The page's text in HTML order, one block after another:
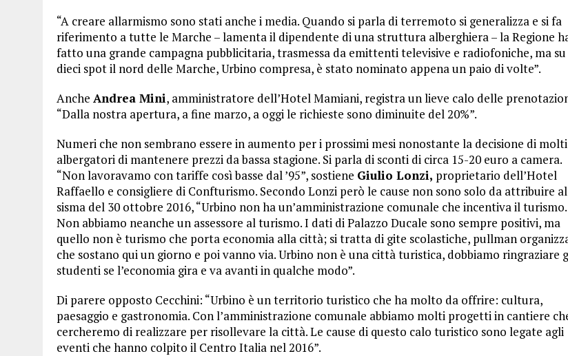
“A creare allarmismo sono stati anche i media. Quando si parla di terremoto si generalizza e si fa
riferimento a tutte le Marche – lamenta il dipendente di una struttura alberghiera – la Regione
fatto una grande campagna pubblicitaria, trasmessa da emittenti televisive e radiofoniche, ma su
dieci spot il nord delle Marche, Urbino compresa, è stato nominato appena un paio di volte”.
Anche Andrea Mini, amministratore dell’Hotel Mamiani, registra un lieve calo delle
“Dalla nostra apertura, a fine marzo, a oggi le richieste sono diminuite del 20%”.
Numeri che non sembrano essere in aumento per i prossimi mesi nonostante la decisione di molti
albergatori di mantenere prezzi da bassa stagione. Si parla di sconti di circa 15-20 euro a camera.
“Non lavoravamo con tariffe così basse dal ’95”, sostiene Giulio Lonzi, proprietario dell’Hotel
Raffaello e consigliere di Confturismo. Secondo Lonzi però le cause non sono solo da attribuire al
sisma del 30 ottobre 2016, “Urbino non ha un’amministrazione comunale che incentiva il turismo.
Non abbiamo neanche un assessore al turismo. I dati di Palazzo Ducale sono sempre positivi, ma
quello non è turismo che porta economia alla città; si tratta di gite scolastiche, pullman
che sostano qui un giorno e poi vanno via. Urbino non è una città turistica, dobbiamo ringraziare
studenti se l’economia gira e va avanti in qualche modo”.
Di parere opposto Cecchini: “Urbino è un territorio turistico che ha molto da offrire: cultura,
paesaggio e gastronomia. Con l’amministrazione comunale abbiamo molti progetti in cantiere
cercheremo di realizzare per risollevare la città. Le cause di questo calo turistico sono legate agli
eventi che hanno colpito il Centro Italia nel 2016”.